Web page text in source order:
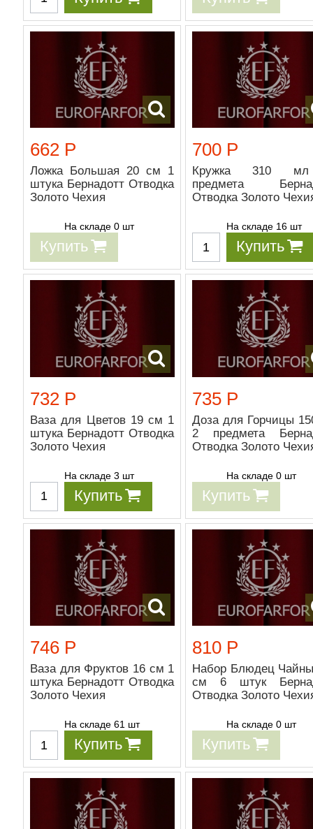
662 Р
Ложка Большая 20 см 1
штука Бернадотт Отводка
Золото Чехия
На складе 0 шт
Купить
700 Р
Кружка 310
предмета
Отводка Золото
На складе 16 шт
Купить
732 Р
Ваза для Цветов 19 см 1
штука Бернадотт Отводка
Золото Чехия
На складе 3 шт
Купить
735 Р
Доза для Горчицы
2 предмета
Отводка Золото
На складе 0 шт
Купить
746 Р
Ваза для Фруктов 16 см 1
штука Бернадотт Отводка
Золото Чехия
На складе 61 шт
Купить
810 Р
Набор Блюдец
см 6 штук
Отводка Золото
На складе 0 шт
Купить